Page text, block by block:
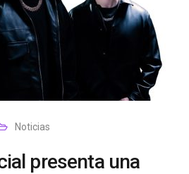
Noticias
presenta una